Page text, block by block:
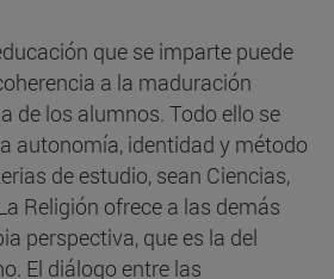
que se imparte puede
a la maduración
de los alumnos. Todo ello se
autonomía, identidad y método
de estudio, sean Ciencias,
Religión ofrece a las demás
perspectiva, que es la del
El diálogo entre las